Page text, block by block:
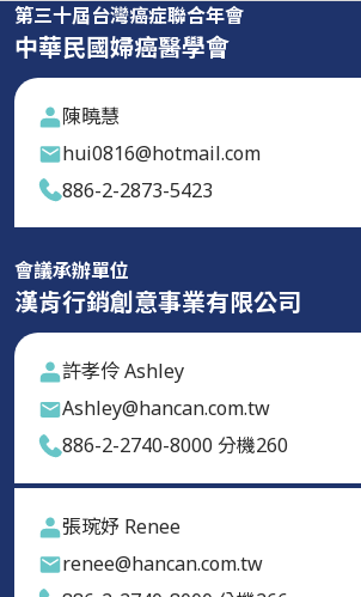
第三十屆台灣癌症聯合年會
中華民國婦癌醫學會
陳曉慧
hui0816@hotmail.com
886-2-2873-5423
會議承辦單位
漢肯行銷創意事業有限公司
許孝伶 Ashley
Ashley@hancan.com.tw
886-2-2740-8000 分機260
張琬妤 Renee
renee@hancan.com.tw